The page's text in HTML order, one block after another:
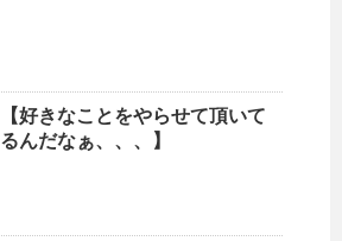
【好きなことをやらせて頂いて
るんだなぁ、、、】